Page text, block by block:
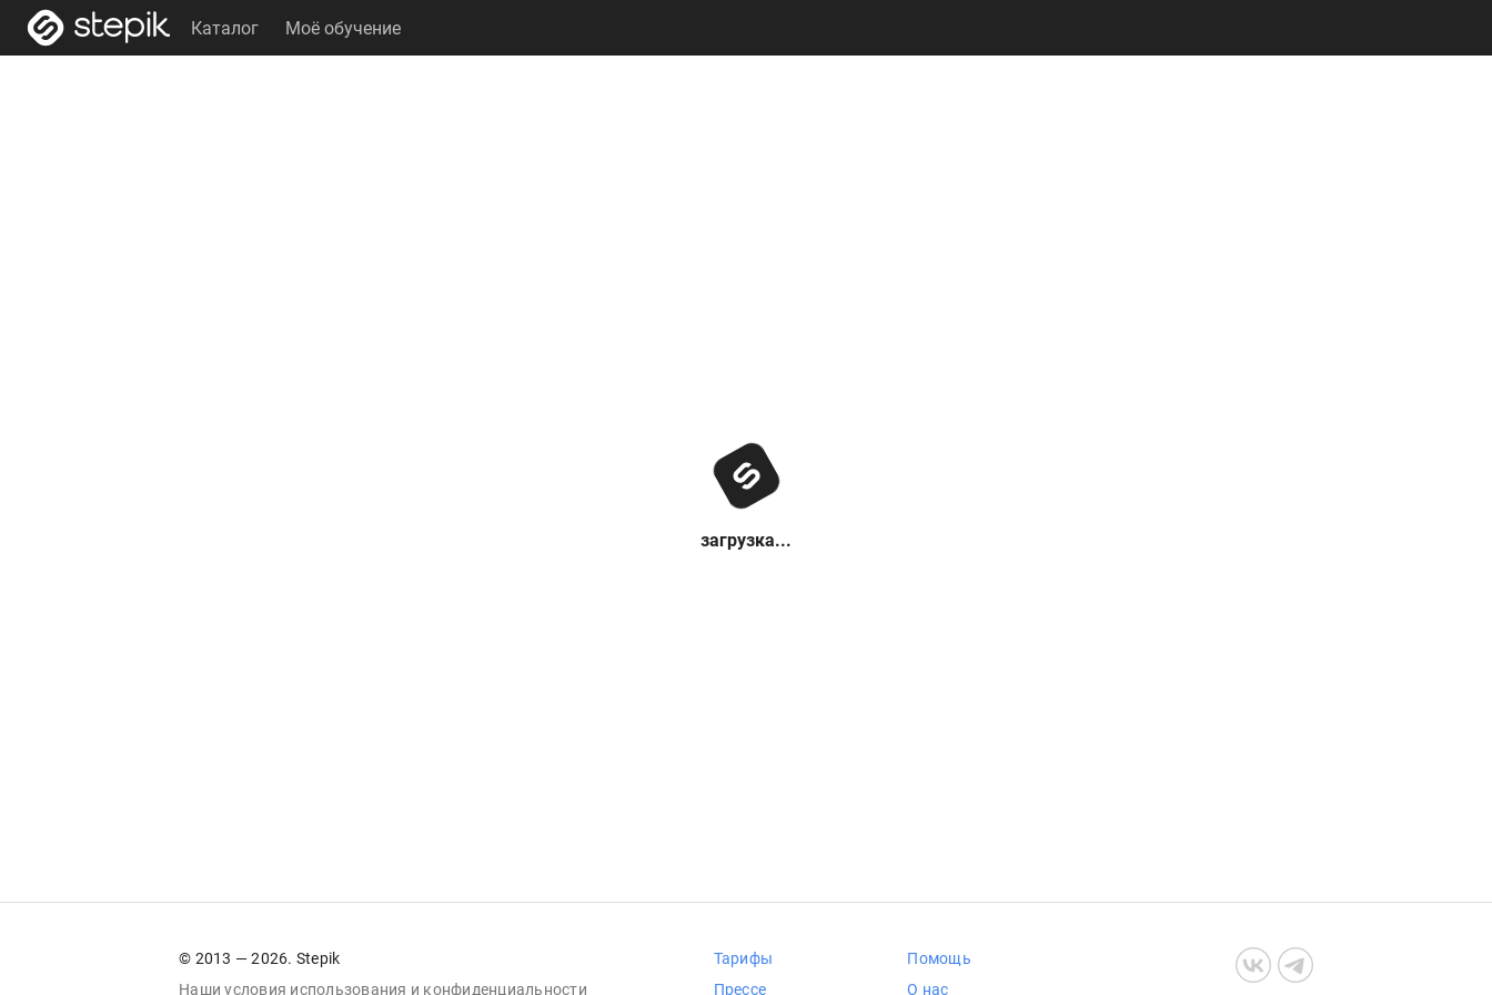
Каталог Моё обучение
загрузка...
© 2013 — 2026. Stepik
Наши условия использования и конфиденциальности
Тарифы
Прессе
Помощь
О нас